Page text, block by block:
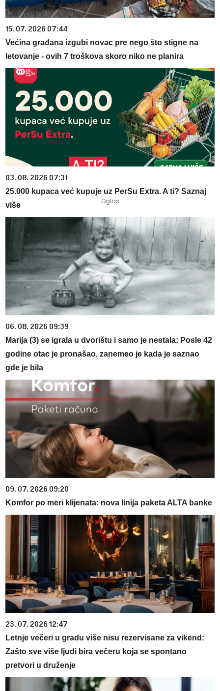
15. 07. 2026 07:44
Većina građana izgubi novac pre nego što stigne na
letovanje - ovih 7 troškova skoro niko ne planira
03. 08. 2026 07:31
25.000 kupaca već kupuje uz PerSu Extra. A ti? Saznaj
više
06. 08. 2026 09:39
Marija (3) se igrala u dvorištu i samo je nestala: Posle 42
godine otac je pronašao, zanemeo je kada je saznao
gde je bila
09. 07. 2026 09:20
Komfor po meri klijenata: nova linija paketa ALTA banke
23. 07. 2026 12:47
Letnje večeri u gradu više nisu rezervisane za vikend:
Zašto sve više ljudi bira večeru koja se spontano
pretvori u druženje